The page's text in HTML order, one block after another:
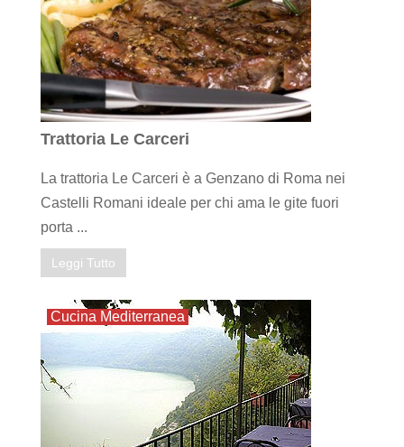
Trattoria Le Carceri
La trattoria Le Carceri è a Genzano di Roma nei
Castelli Romani ideale per chi ama le gite fuori
porta ...
Leggi Tutto
Cucina Mediterranea